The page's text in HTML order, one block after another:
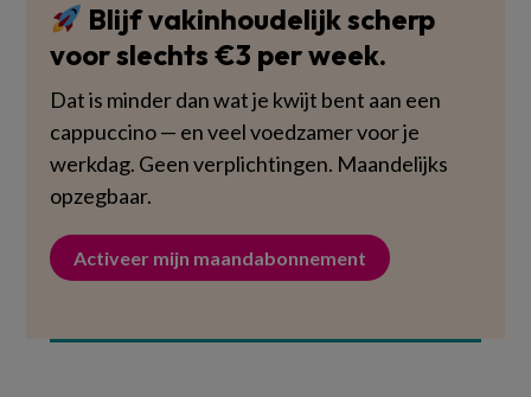
Blijf vakinhoudelijk scherp
voor slechts €3 per week.
Dat is minder dan wat je kwijt bent aan een
cappuccino — en veel voedzamer voor je
werkdag. Geen verplichtingen. Maandelijks
opzegbaar.
Activeer mijn maandabonnement